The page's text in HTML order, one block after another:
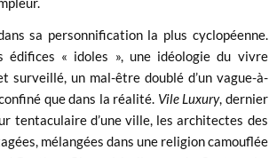
sa personnification la plus cyclopéenne.
édifices « idoles », une idéologie du vivre
surveillé, un mal-être doublé d’un vague-à-
que dans la réalité. Vile Luxury, dernier
tentaculaire d’une ville, les architectes des
mélangées dans une religion camouflée